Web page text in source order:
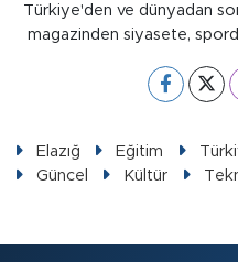
Türkiye'den ve dünyadan
magazinden siyasete,
Elazığ Eğitim
Güncel
Kültür